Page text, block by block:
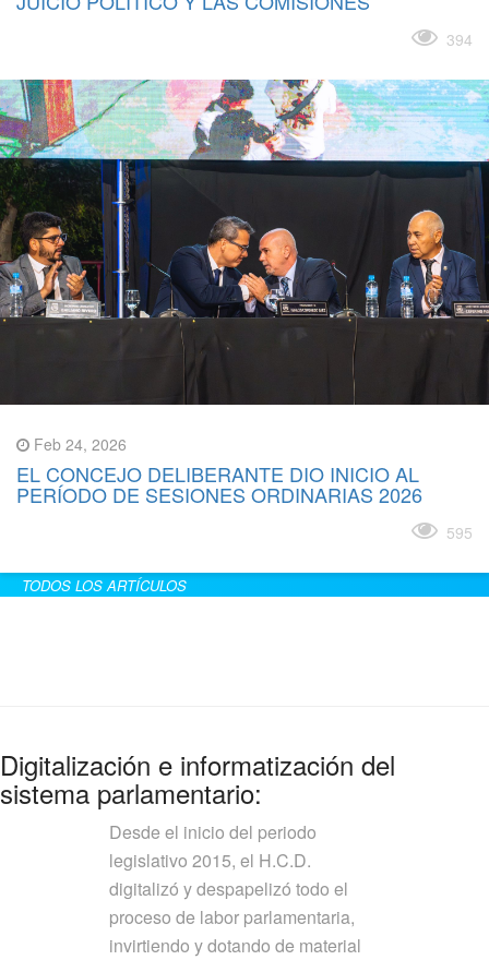
394
Feb 24, 2026
EL CONCEJO DELIBERANTE DIO INICIO AL
PERÍODO DE SESIONES ORDINARIAS 2026
595
TODOS LOS ARTÍCULOS
Digitalización e informatización del
sistema parlamentario:
Desde el inicio del periodo
legislativo 2015, el H.C.D.
digitalizó y despapelizó todo el
proceso de labor parlamentaria,
invirtiendo y dotando de material